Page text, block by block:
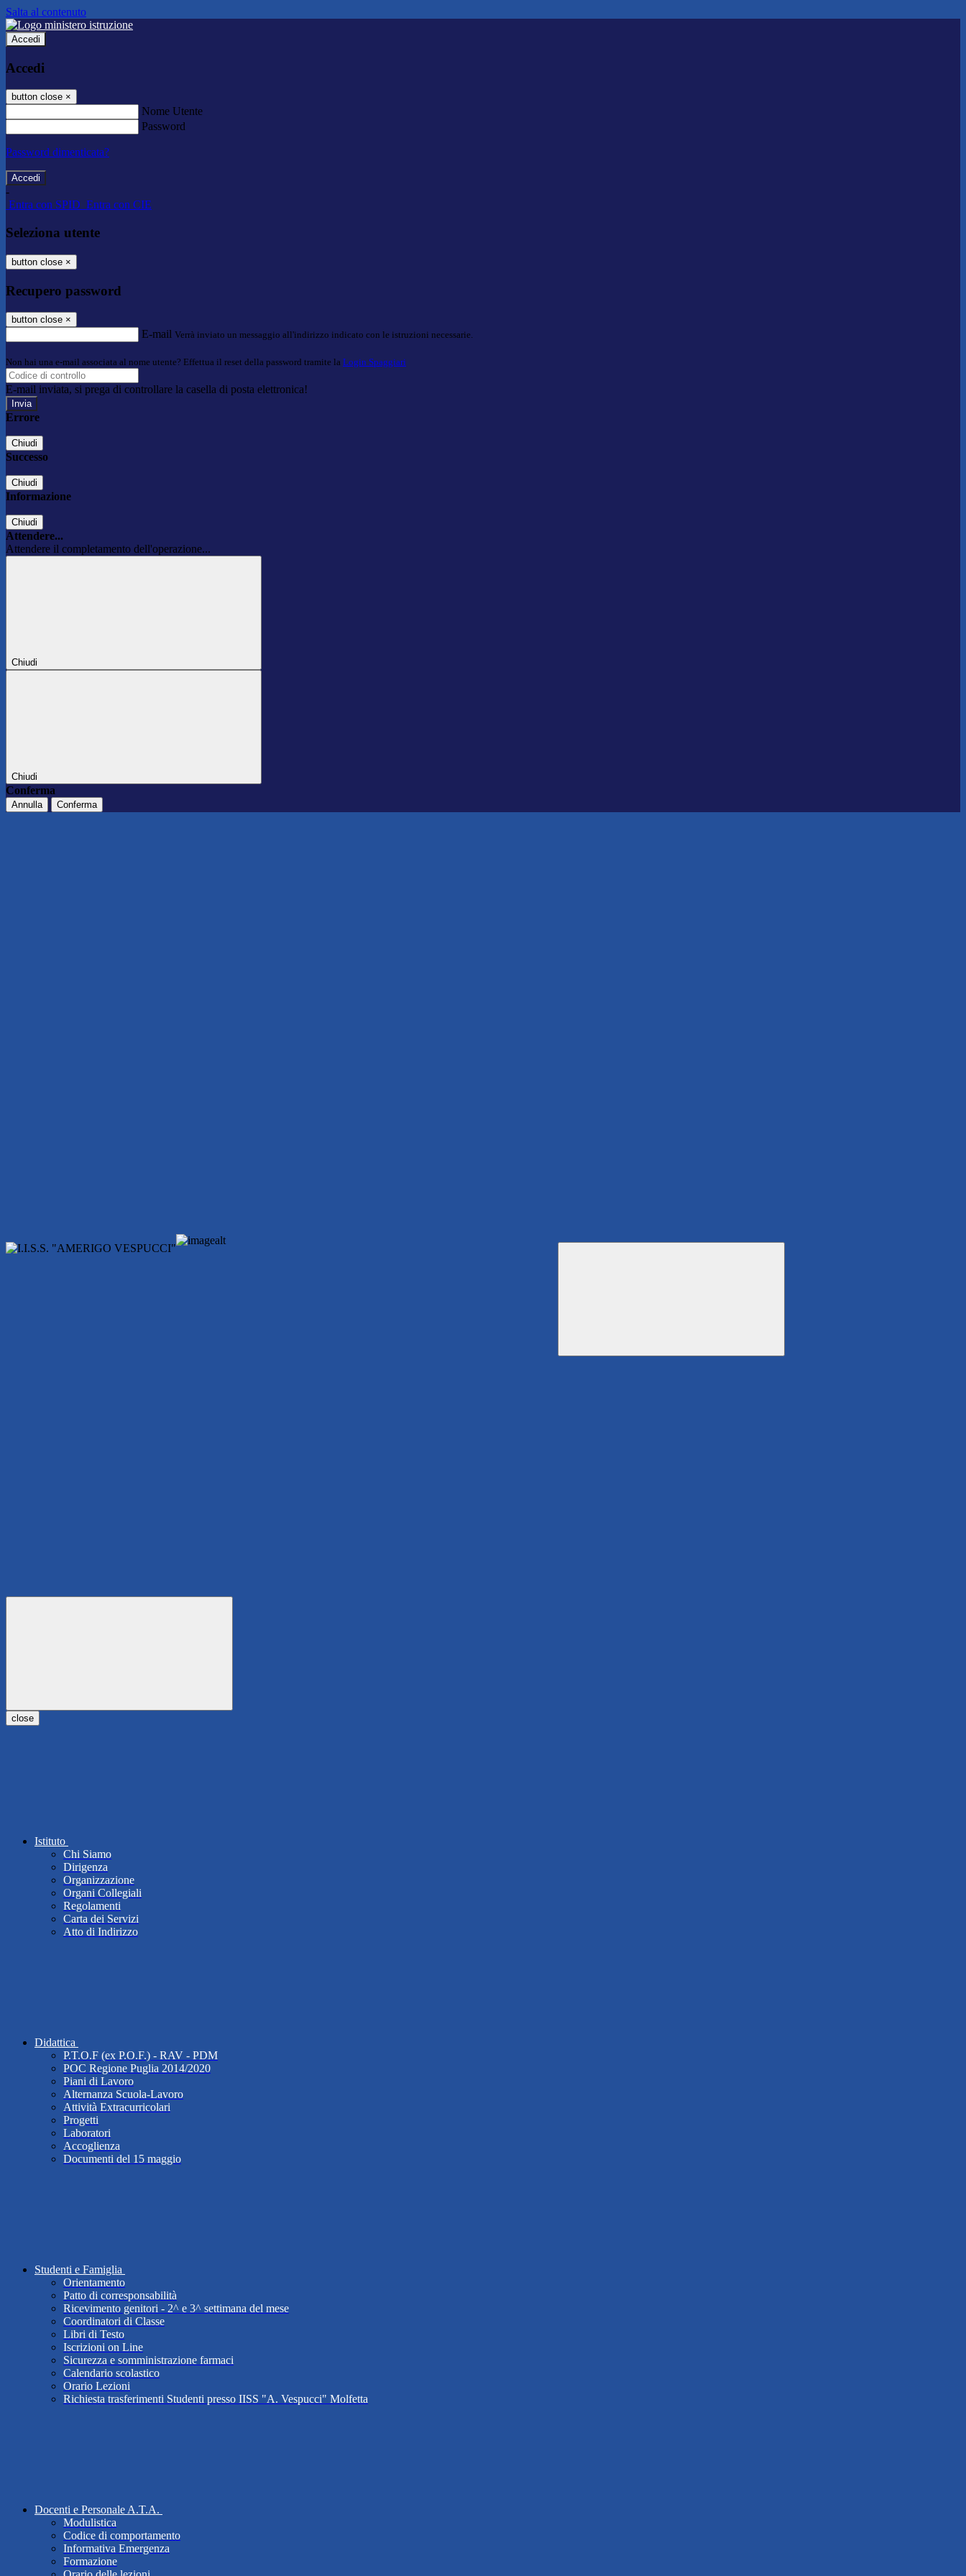
Salta al contenuto
Accedi
Accedi
button close ×
Nome Utente
Password
Password dimenticata?
-
Entra con SPID Entra con CIE
Seleziona utente
button close ×
Recupero password
button close ×
E-mail Verrà inviato un messaggio all'indirizzo indicato con le istruzioni necessarie.
Non hai una e-mail associata al nome utente? Effettua il reset della password tramite la Login Spaggiari
E-mail inviata, si prega di controllare la casella di posta elettronica!
Errore
Chiudi
Successo
Chiudi
Informazione
Chiudi
Attendere...
Attendere il completamento dell'operazione...
Chiudi
Chiudi
Conferma
Annulla Conferma
close
Istituto
Chi Siamo
Dirigenza
Organizzazione
Organi Collegiali
Regolamenti
Carta dei Servizi
Atto di Indirizzo
Didattica
P.T.O.F (ex P.O.F.) - RAV - PDM
POC Regione Puglia 2014/2020
Piani di Lavoro
Alternanza Scuola-Lavoro
Attività Extracurricolari
Progetti
Laboratori
Accoglienza
Documenti del 15 maggio
Studenti e Famiglia
Orientamento
Patto di corresponsabilità
Ricevimento genitori - 2^ e 3^ settimana del mese
Coordinatori di Classe
Libri di Testo
Iscrizioni on Line
Sicurezza e somministrazione farmaci
Calendario scolastico
Orario Lezioni
Richiesta trasferimenti Studenti presso IISS "A. Vespucci" Molfetta
Docenti e Personale A.T.A.
Modulistica
Codice di comportamento
Informativa Emergenza
Formazione